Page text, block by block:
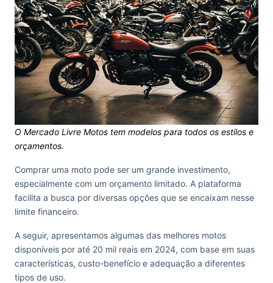
O Mercado Livre Motos tem modelos para todos os estilos e
orçamentos.
Comprar uma moto pode ser um grande investimento,
especialmente com um orçamento limitado. A plataforma
facilita a busca por diversas opções que se encaixam nesse
limite financeiro.
A seguir, apresentamos algumas das melhores motos
disponíveis por até 20 mil reais em 2024, com base em suas
características, custo-benefício e adequação a diferentes
tipos de uso.